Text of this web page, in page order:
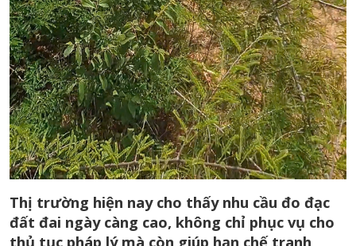
Thị trường hiện nay cho thấy nhu cầu đo đạc
đất đai ngày càng cao, không chỉ phục vụ cho
thủ tục pháp lý mà còn giúp hạn chế tranh